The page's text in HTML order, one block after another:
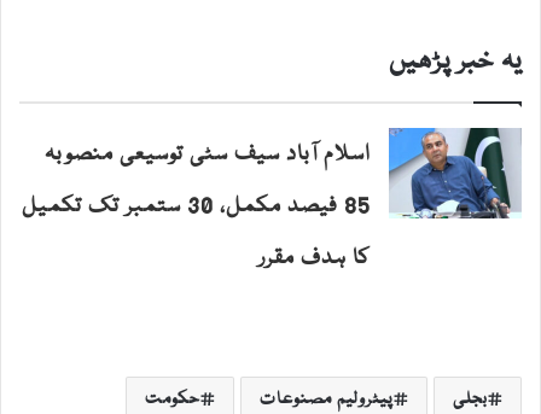
یہ خبر پڑھیں
اسلام آباد سیف سٹی توسیعی منصوبہ
85 فیصد مکمل، 30 ستمبر تک تکمیل
کا ہدف مقرر
بجلی پیٹرولیم مصنوعات
حکومت